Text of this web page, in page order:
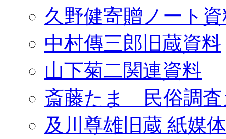
久野健寄贈ノート
中村傳三郎旧蔵資料
山下菊二関連資料
斎藤たま 民俗調査
及川尊雄旧蔵 紙媒